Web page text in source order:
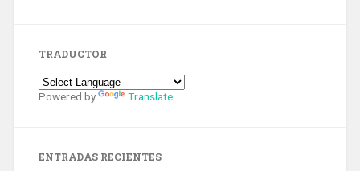
TRADUCTOR
Powered by Translate
ENTRADAS RECIENTES